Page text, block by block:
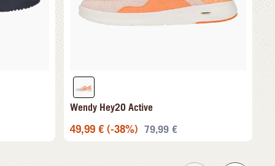
Wendy Hey2O Active
49,99 € (-38%) 79,99 €